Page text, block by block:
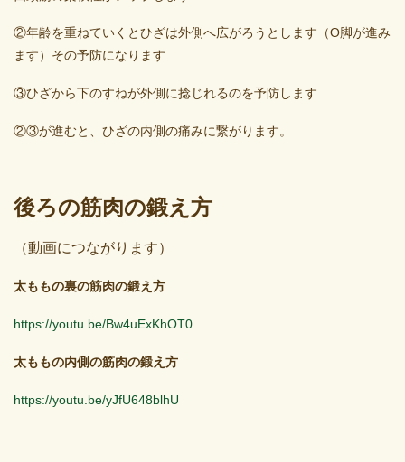
②年齢を重ねていくとひざは外側へ広がろうとします（O脚が進み
ます）その予防になります
③ひざから下のすねが外側に捻じれるのを予防します
②③が進むと、ひざの内側の痛みに繋がります。
後ろの筋肉の鍛え方
（動画につながります）
太ももの裏の筋肉の鍛え方
https://youtu.be/Bw4uExKhOT0
太ももの内側の筋肉の鍛え方
https://youtu.be/yJfU648blhU